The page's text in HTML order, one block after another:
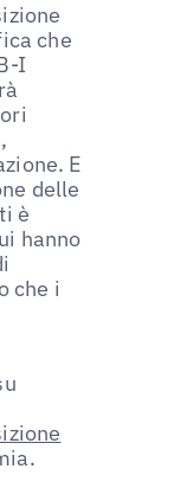
che
I
E
delle
è
hanno
che i